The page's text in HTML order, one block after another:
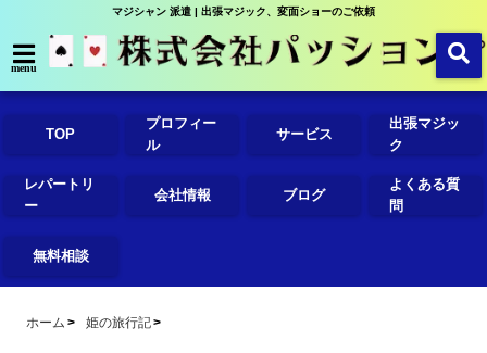
マジシャン 派遣 | 出張マジック、変面ショーのご依頼
menu
TOP
プロフィー
ル
サービス
出張マジッ
ク
レパートリ
ー
会社情報 ブログ
よくある質
問
無料相談
ホーム 姫の旅行記